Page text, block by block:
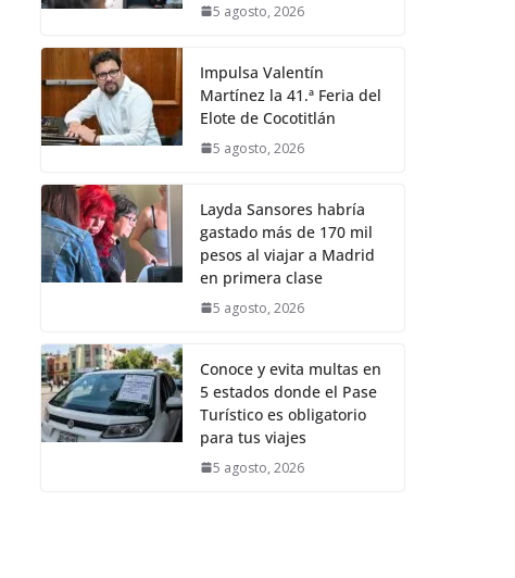
5 agosto, 2026
Impulsa Valentín
Martínez la 41.ª Feria del
Elote de Cocotitlán
5 agosto, 2026
Layda Sansores habría
gastado más de 170 mil
pesos al viajar a Madrid
en primera clase
5 agosto, 2026
Conoce y evita multas en
5 estados donde el Pase
Turístico es obligatorio
para tus viajes
5 agosto, 2026